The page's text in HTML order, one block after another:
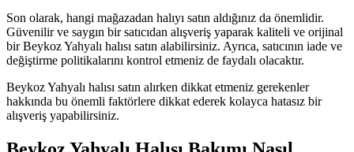
Son olarak, hangi mağazadan halıyı satın aldığınız da önemlidir.
Güvenilir ve saygın bir satıcıdan alışveriş yaparak kaliteli ve orijinal
bir Beykoz Yahyalı halısı satın alabilirsiniz. Ayrıca, satıcının iade ve
değiştirme politikalarını kontrol etmeniz de faydalı olacaktır.
Beykoz Yahyalı halısı satın alırken dikkat etmeniz gerekenler
hakkında bu önemli faktörlere dikkat ederek kolayca hatasız bir
alışveriş yapabilirsiniz.